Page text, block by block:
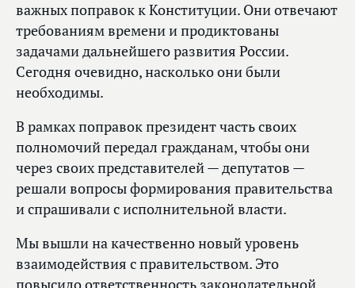
важных поправок к Конституции. Они отвечают
требованиям времени и продиктованы
задачами дальнейшего развития России.
Сегодня очевидно, насколько они были
необходимы.
В рамках поправок президент часть своих
полномочий передал гражданам, чтобы они
через своих представителей — депутатов —
решали вопросы формирования правительства
и спрашивали с исполнительной власти.
Мы вышли на качественно новый уровень
взаимодействия с правительством. Это